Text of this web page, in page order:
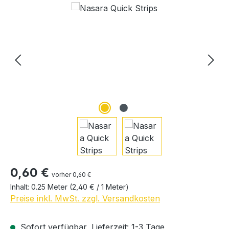
Regulärer Preis:
0,60 € vorher 0,60 €
Inhalt: 0.25 Meter (2,40 € / 1 Meter)
Preise inkl. MwSt. zzgl. Versandkosten
Sofort verfügbar, Lieferzeit: 1-3 Tage